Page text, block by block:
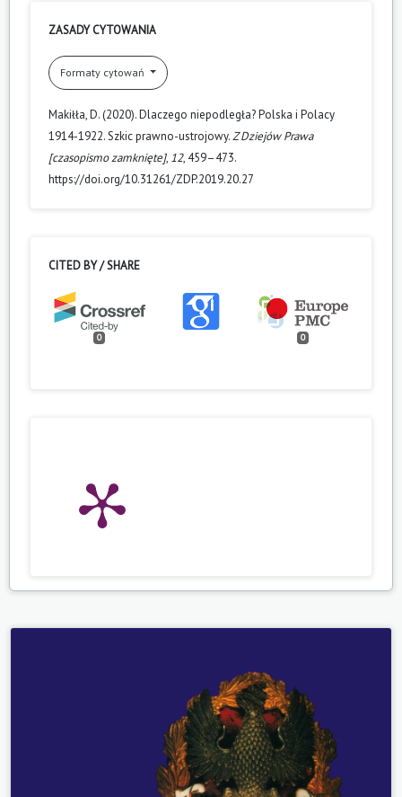
ZASADY CYTOWANIA
Formaty cytowań
Makiłła, D. (2020). Dlaczego niepodległa? Polska i Polacy
1914-1922. Szkic prawno-ustrojowy.Z Dziejów Prawa
[czasopismo zamknięte], 12, 459–473.
https://doi.org/10.31261/ZDP.2019.20.27
CITED BY / SHARE
0 0